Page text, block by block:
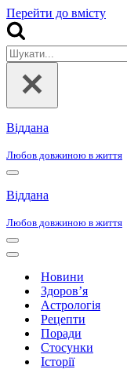
Перейти до вмісту
Шукати...
Віддана
Любов довжиною в життя
Меню
навігації
Віддана
Любов довжиною в життя
Меню
навігації
Меню
навігаціїНовини
Здоров’я
Астрологія
Рецепти
Поради
Стосунки
Історії